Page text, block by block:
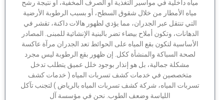
داخلية في مواسير التغذية أو الصرف المخفية، أو نتيجة رشح
الأمطار من خلال شقوق السطح، أو بسبب الرطوبة الأرضية
تنتقل عبر الجدران، مما يؤدي لظهور هالات داكنة، تقشر في
وتكون أملاح بيضاء تضر بالبنية الإنشائية للمبنى. المصادر
لتكون بقع المياه على الحوائط تعد الجدران مرآة عاكسة
لصحة السباكة والمنشأة ككل. إن ظهور بقع الرطوبة ليس مجرد
مشكلة جمالية، بل هو إنذار بوجود خلل عميق يتطلب تدخل
متخصصين في خدمات كشف تسربات المياه ( خدمات كشف
المياه، شركة كشف تسربات المياه بالرياض ) لتجنب تآكل
اللياسة وضعف الطوب. نحن في مؤسسة آل